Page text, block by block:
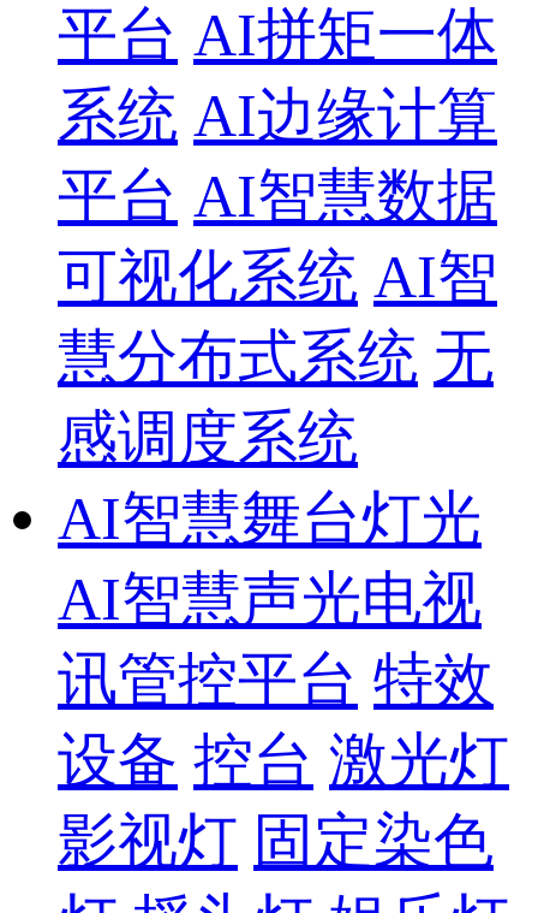
平台 AI拼矩一体
系统 AI边缘计算
平台 AI智慧数据
可视化系统 AI智
慧分布式系统 无
感调度系统
AI智慧舞台灯光
AI智慧声光电视
讯管控平台 特效
设备 控台 激光灯
影视灯 固定染色